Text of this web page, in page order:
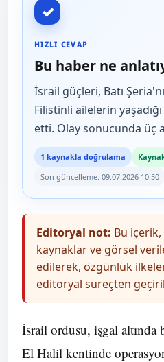
✓
HIZLI CEVAP
Bu haber ne
İsrail güçleri, Batı
Filistinli ailelerin
etti. Olay sonucunda üç
1 kaynakla doğrulama
Son güncelleme: 09.07.2026 10:50
Editoryal not: Bu
kaynaklar ve görsel
edilerek, özgünlük
editoryal süreçten
İsrail ordusu, işgal altında
El Halil kentinde